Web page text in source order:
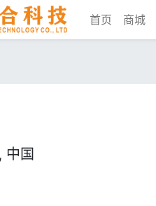
首页 商城
, 中国